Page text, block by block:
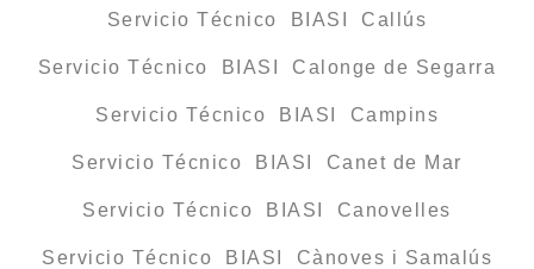
Servicio Técnico BIASI Callús
Servicio Técnico BIASI Calonge de Segarra
Servicio Técnico BIASI Campins
Servicio Técnico BIASI Canet de Mar
Servicio Técnico BIASI Canovelles
Servicio Técnico BIASI Cànoves i Samalús